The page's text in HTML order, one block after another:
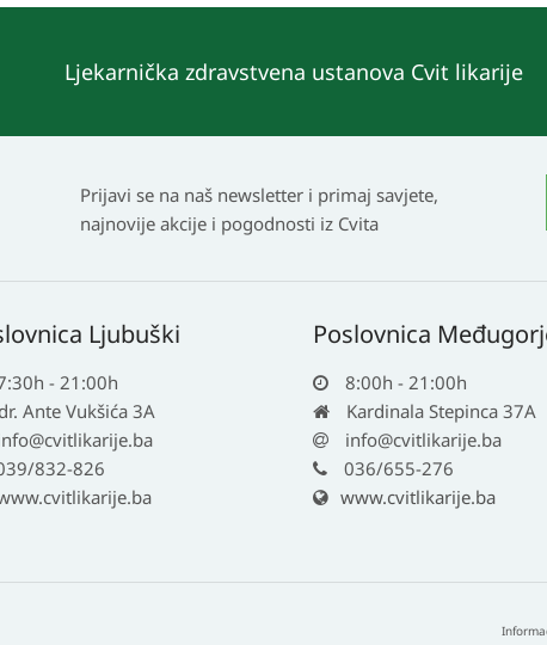
Ljekarnička zdravstvena ustanova Cvit likarije
Prijavi se na naš newsletter i primaj savjete,
najnovije akcije i pogodnosti iz Cvita
Ljubuški
- 21:00h
Ante Vukšića 3A
832-826
Poslovnica
8:00h - 21:00h
Kardinala Stepinca 37A
info@cvitlikarije.ba
036/655-276
www.cvitlikarije.ba